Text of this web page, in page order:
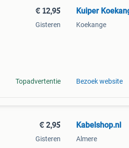
€ 12,95
Gisteren
Topadvertentie
Kuiper
Koekange
Bezoek website
€ 2,95
Gisteren
Kabelshop.nl
Almere